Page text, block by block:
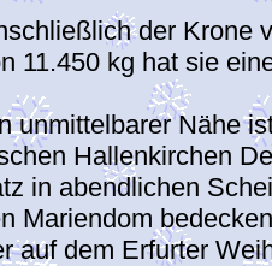
der Krone
11.450 kg hat sie
unmittelbarer Nähe
Hallenkirchen
in abendlichen
Mariendom
auf dem Erfurter